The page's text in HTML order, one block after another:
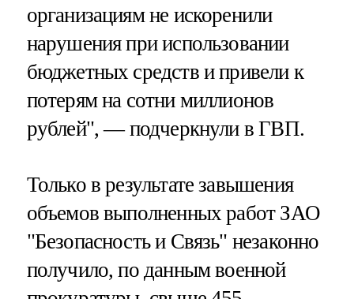
организациям не искоренили
нарушения при использовании
бюджетных средств и привели к
потерям на сотни миллионов
рублей", — подчеркнули в ГВП.
Только в результате завышения
объемов выполненных работ ЗАО
"Безопасность и Связь" незаконно
получило, по данным военной